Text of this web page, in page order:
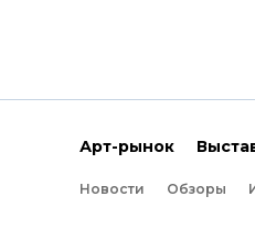
Арт-рынок
Новости Обзоры